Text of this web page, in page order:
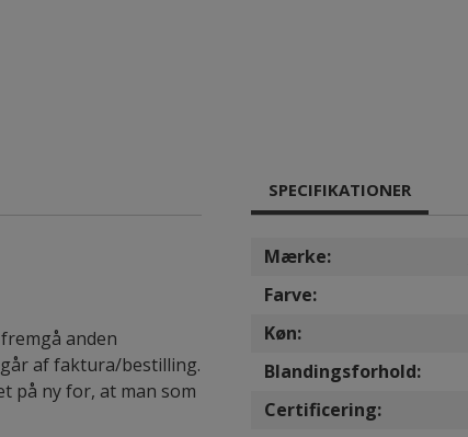
anden
af faktura/bestilling.
på ny for, at man som
SPECIFIKATIONER
Mærke:
Farve:
Køn:
Blandingsforhold:
Certificering: